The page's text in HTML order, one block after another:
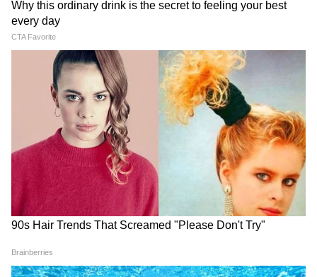
যাওয়ার আগে ৩টে কথা:
১. রেজিস্ট্রেশন + মেডিকেল ফিট সার্টিফিকেট
২. অক্সিজেন কম, তাই আস্তে হাঁটো। "বম বম
ভোলে" বলতে বলতে যাও।
দর্শন করো।